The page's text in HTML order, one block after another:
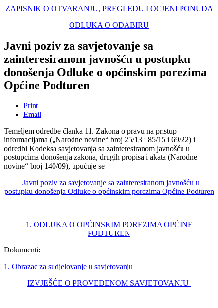
ZAPISNIK O OTVARANJU, PREGLEDU I OCJENI PONUDA
ODLUKA O ODABIRU
Javni poziv za savjetovanje sa
zainteresiranom javnošću u postupku
donošenja Odluke o općinskim porezima
Općine Podturen
Print
Email
Temeljem odredbe članka 11. Zakona o pravu na pristup
informacijama („Narodne novine“ broj 25/13 i 85/15 i 69/22) i
odredbi Kodeksa savjetovanja sa zainteresiranom javnošću u
postupcima donošenja zakona, drugih propisa i akata (Narodne
novine“ broj 140/09), upućuje se
Javni poziv za savjetovanje sa zainteresiranom javnošću u
postupku donošenja Odluke o općinskim porezima Općine Podturen
1. ODLUKA O OPĆINSKIM POREZIMA OPĆINE
PODTUREN
Dokumenti:
1. Obrazac za sudjelovanje u savjetovanju
IZVJEŠĆE O PROVEDENOM SAVJETOVANJU